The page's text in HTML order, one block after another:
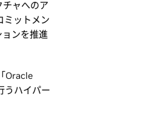
ャへのア
ミットメン
ンを推進
Oracle
うハイパー